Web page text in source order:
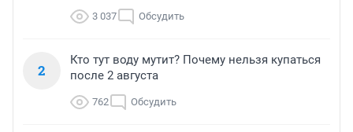
3 037 Обсудить
2
Кто тут воду мутит? Почему нельзя купаться
после 2 августа
762 Обсудить